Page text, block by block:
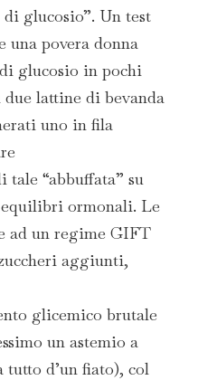
glucosio”. Un test
una povera donna
glucosio in pochi
lattine di bevanda
uno in fila
tale “abbuffata” su
ormonali. Le
ad un regime GIFT
aggiunti,
glicemico brutale
un astemio a
d’un fiato), col